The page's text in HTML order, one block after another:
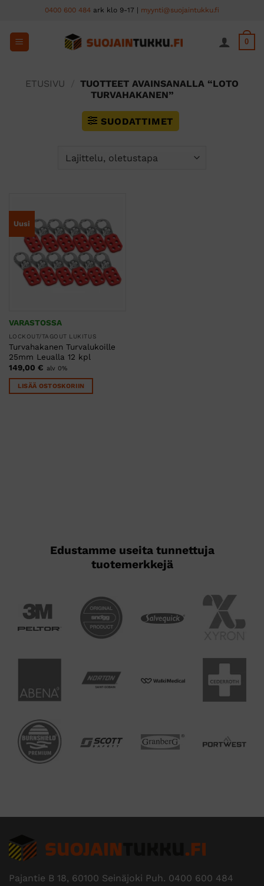
content
0400 600 484 ark klo 9-17 | myynti@suojaintukku.fi
0
ETUSIVU
TUOTTEET AVAINSANALLA “LOTO
TURVAHAKANEN”
SUODATTIMET
Uusi
VARASTOSSA
LOCKOUT/TAGOUT LUKITUS
Turvahakanen Turvalukoille
25mm Leualla 12 kpl
149,00 € alv 0%
LISÄÄ OSTOSKORIIN
Edustamme useita tunnettuja
tuotemerkkejä
Pajantie B 18, 60100 Seinäjoki Puh. 0400 600 484